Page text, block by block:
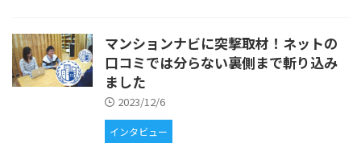
マンションナビに突撃取材！ネットの
口コミでは分らない裏側まで斬り込み
ました
2023/12/6
インタビュー